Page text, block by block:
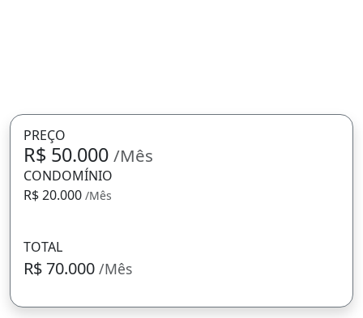
PREÇO
R$ 50.000 /Mês
CONDOMÍNIO
R$ 20.000 /Mês
TOTAL
R$ 70.000 /Mês